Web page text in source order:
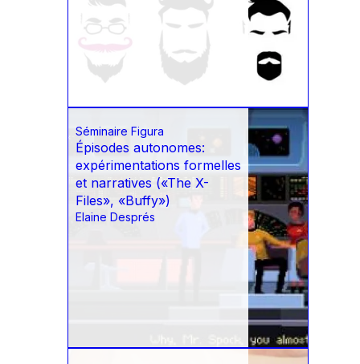
Séminaire Figura
Épisodes autonomes:
expérimentations formelles
et narratives («The X-
Files», «Buffy»)
Elaine Després